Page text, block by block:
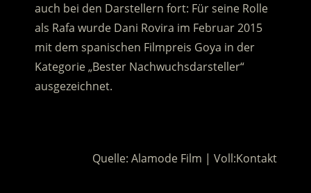
auch bei den Darstellern fort: Für seine Rolle
als Rafa wurde Dani Rovira im Februar 2015
mit dem spanischen Filmpreis Goya in der
Kategorie „Bester Nachwuchsdarsteller“
ausgezeichnet.
Quelle: Alamode Film | Voll:Kontakt